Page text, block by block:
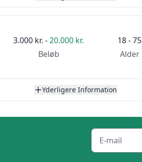
3.000 kr. -20.000 kr.
Beløb
18 - 75
Alder
Yderligere Information